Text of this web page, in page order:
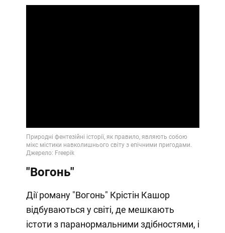
"Вогонь"
Дії роману "Вогонь" Крістін Кашор
відбуваються у світі, де мешкають
істоти з паранормальними здібностями, і